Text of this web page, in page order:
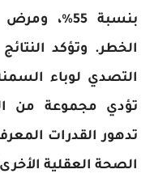
بنسبة
الخطر. وتؤكد
التصدي لوباء
تؤدي مجموعة من
تدهور القدرات
الصحة العقلية